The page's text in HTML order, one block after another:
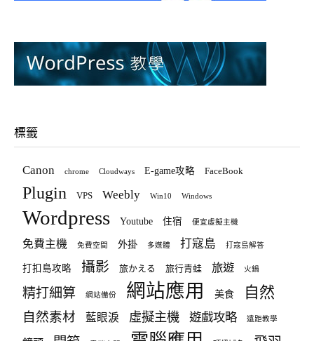
標籤
Canon chrome Cloudways E-game攻略 FaceBook
Plugin VPS Weebly Win10 Windows
Wordpress Youtube 住宿 便宜虛擬主機
免費主機 免費空間 外掛 多媒體 打寇島 打寇島解答
打扣島攻略 攝影 旅かえる 旅行青蛙 旅遊 火鍋
精打細算 網站備份 網站應用 美食 自然
自然素材 藍眼淚 虛擬主機 遊戲攻略 遠距教學